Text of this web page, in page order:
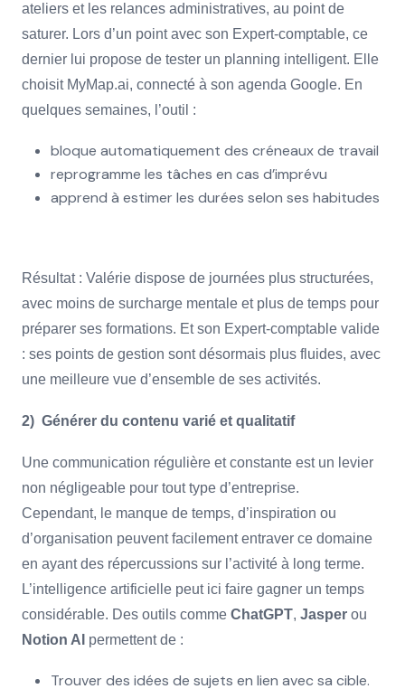
ateliers et les relances administratives, au point de
saturer. Lors d’un point avec son Expert-comptable, ce
dernier lui propose de tester un planning intelligent. Elle
choisit MyMap.ai, connecté à son agenda Google. En
quelques semaines, l’outil :
bloque automatiquement des créneaux de travail
reprogramme les tâches en cas d’imprévu
apprend à estimer les durées selon ses habitudes
Résultat : Valérie dispose de journées plus structurées,
avec moins de surcharge mentale et plus de temps pour
préparer ses formations. Et son Expert-comptable valide
: ses points de gestion sont désormais plus fluides, avec
une meilleure vue d’ensemble de ses activités.
2) Générer du contenu varié et qualitatif
Une communication régulière et constante est un levier
non négligeable pour tout type d’entreprise.
Cependant, le manque de temps, d’inspiration ou
d’organisation peuvent facilement entraver ce domaine
en ayant des répercussions sur l’activité à long terme.
L’intelligence artificielle peut ici faire gagner un temps
considérable. Des outils comme ChatGPT, Jasper ou
Notion AI permettent de :
Trouver des idées de sujets en lien avec sa cible.